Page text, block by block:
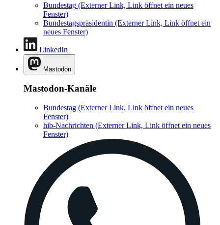
Bundestag (Externer Link, Link öffnet ein neues
Fenster)
Bundestagspräsidentin (Externer Link, Link öffnet ein
neues Fenster)
LinkedIn
Mastodon
Mastodon-Kanäle
Bundestag (Externer Link, Link öffnet ein neues
Fenster)
hib-Nachrichten (Externer Link, Link öffnet ein neues
Fenster)